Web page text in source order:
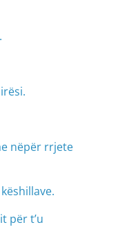
nëpër rrjete
për t’u